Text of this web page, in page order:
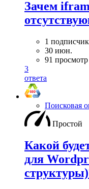
Зачем
1 подписчик
30 июн.
91 просмотр
3
ответа
Поисковая
Простой
Какой
для